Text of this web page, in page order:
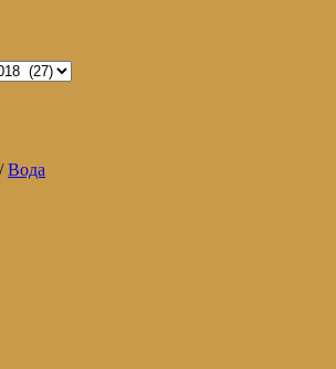
/Вода